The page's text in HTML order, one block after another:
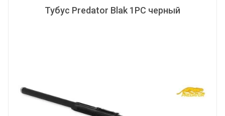
Тубус Predator Blak 1PC черный